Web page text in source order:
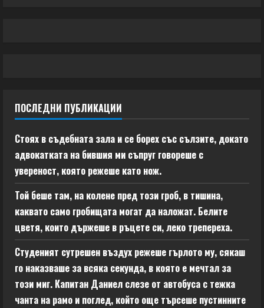
ПОСЛЕДНИ ПУБЛИКАЦИИ
Стоях в съдебната зала и се борех със сълзите, докато
адвокатката на бившия ми съпруг говореше с
увереност, която режеше като нож.
Той беше там, на колене пред този гроб, в тишина,
каквато само гробищата могат да наложат. Белите
цветя, които държеше в ръцете си, леко трепереха.
Студеният сутрешен въздух режеше гърлото му, сякаш
го наказваше за всяка секунда, в която е мечтал за
този миг. Капитан Даниел слезе от автобуса с тежка
чанта на рамо и поглед, който още търсеше пустинните